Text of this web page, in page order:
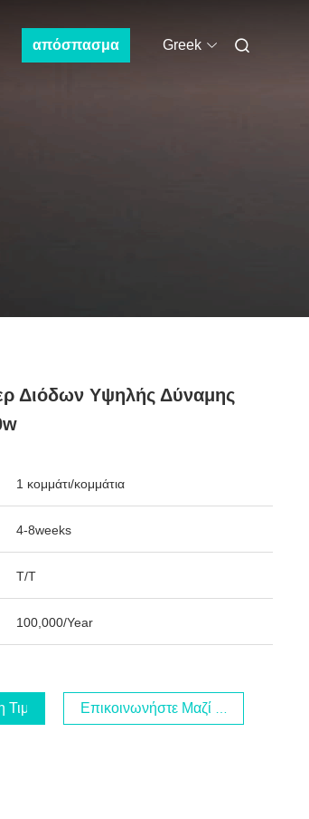
απόσπασμα Greek
Διόδων Υψηλής Δύναμης
1 κομμάτι/κομμάτια
4-8weeks
T/T
100,000/Year
Επικοινωνήστε Μαζί Μας